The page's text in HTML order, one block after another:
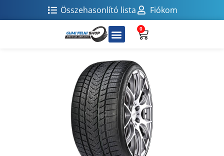
Összehasonlító lista Fiókom
0